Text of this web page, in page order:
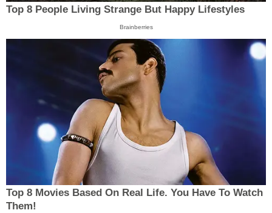
Top 8 People Living Strange But Happy Lifestyles
Brainberries
Top 8 Movies Based On Real Life. You Have To Watch
Them!